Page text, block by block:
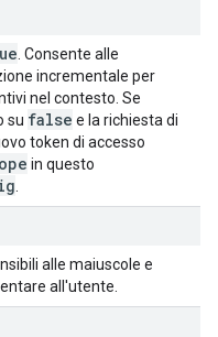
. Consente alle
incrementale per
nel contesto. Se
su false e la richiesta di
token di accesso
in questo
alle maiuscole e
all'utente.